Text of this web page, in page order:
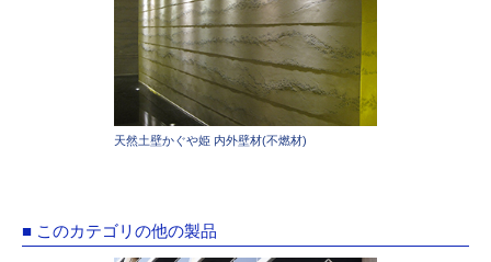
天然土壁かぐや姫 内外壁材(不燃材)
■ このカテゴリの他の製品